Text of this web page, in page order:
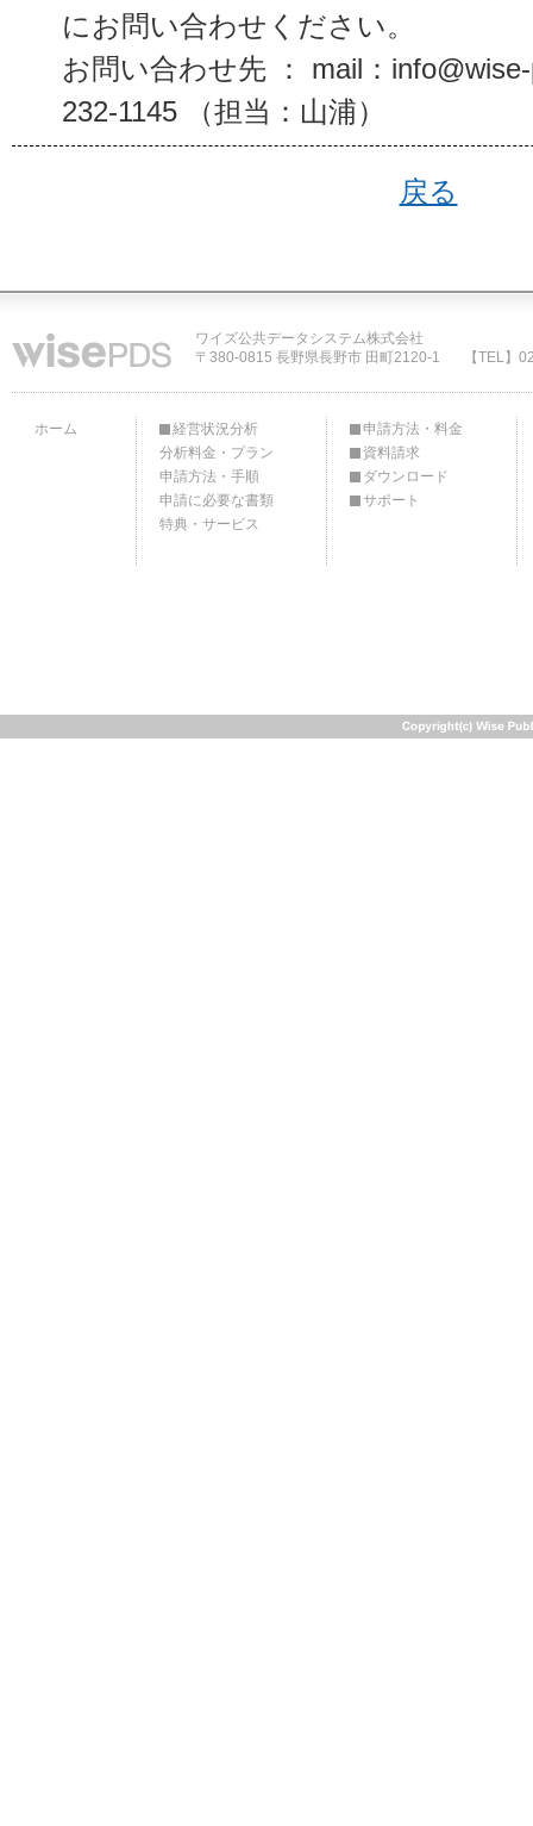
にお問い合わせください。
お問い合わせ先 ： mail：
232-1145 （担当：山浦）
戻る
ワイズ公共データシステム株式会社
〒380-0815 長野県長野市 田町2120-1
【TEL】
ホーム
経営状況分析
分析料金・プラン
申請方法・手順
申請に必要な書類
特典・サービス
申請方法・料金
資料請求
ダウンロード
サポート